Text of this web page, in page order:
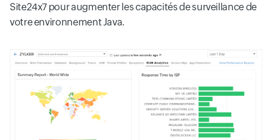
Site24x7 pour augmenter les capacités de surveillance de
votre environnement Java.